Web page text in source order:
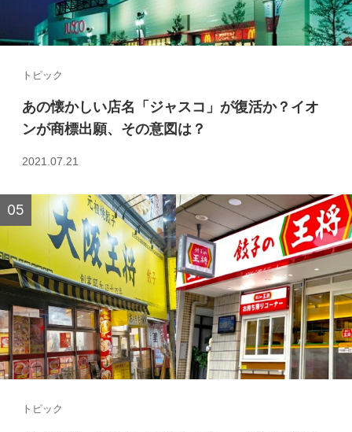
トピック
あの懐かしい店名「ジャスコ」が復活か？イオ
ンが商標出願、その意図は？
2021.07.21
トピック